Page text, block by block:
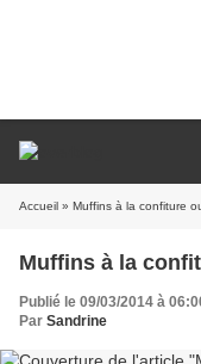
Accueil » Muffins à la confiture
Muffins à la
Publié le 09/03/2014 à
Par Sandrine